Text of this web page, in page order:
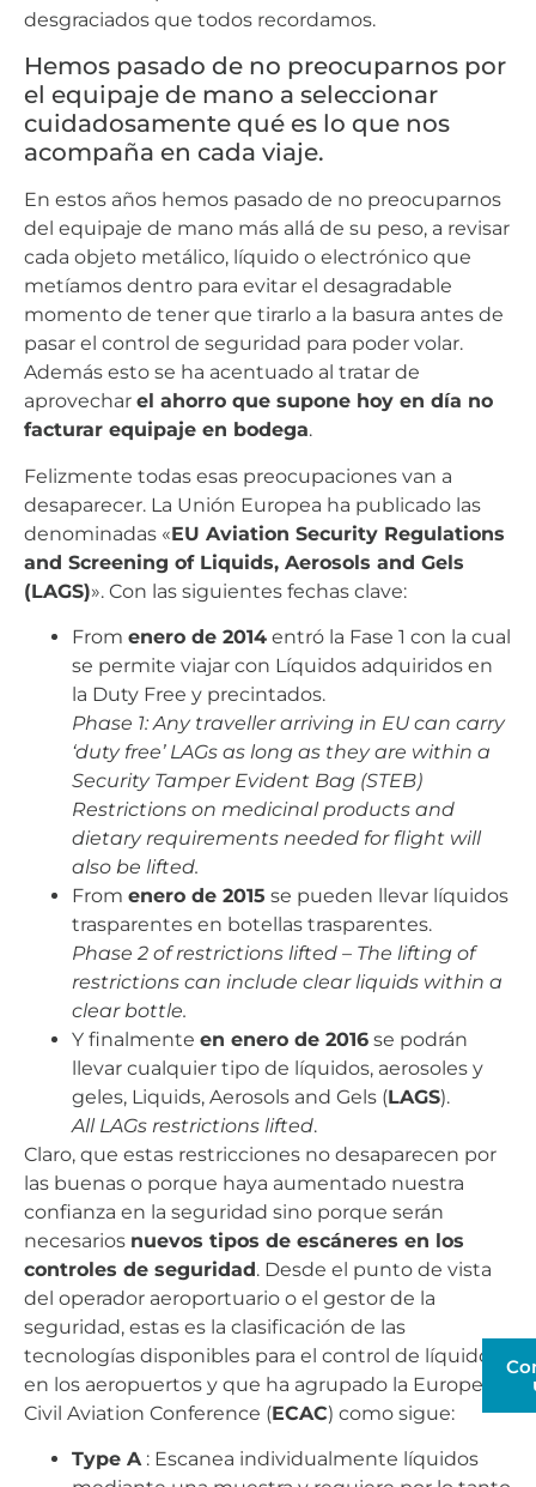
desgraciados que todos recordamos.
Hemos pasado de no preocuparnos por
el equipaje de mano a seleccionar
cuidadosamente qué es lo que nos
acompaña en cada viaje.
En estos años hemos pasado de no preocuparnos
del equipaje de mano más allá de su peso, a revisar
cada objeto metálico, líquido o electrónico que
metíamos dentro para evitar el desagradable
momento de tener que tirarlo a la basura antes de
pasar el control de seguridad para poder volar.
Además esto se ha acentuado al tratar de
aprovechar el ahorro que supone hoy en día no
facturar equipaje en bodega.
Felizmente todas esas preocupaciones van a
desaparecer. La Unión Europea ha publicado las
denominadas «EU Aviation Security Regulations
and Screening of Liquids, Aerosols and Gels
(LAGS)». Con las siguientes fechas clave:
From enero de 2014 entró la Fase 1 con la cual
se permite viajar con Líquidos adquiridos en
la Duty Free y precintados.
Phase 1: Any traveller arriving in EU can carry
‘duty free’ LAGs as long as they are within a
Security Tamper Evident Bag (STEB)
Restrictions on medicinal products and
dietary requirements needed for flight will
also be lifted.
From enero de 2015 se pueden llevar líquidos
trasparentes en botellas trasparentes.
Phase 2 of restrictions lifted – The lifting of
restrictions can include clear liquids within a
clear bottle.
Y finalmente en enero de 2016 se podrán
llevar cualquier tipo de líquidos, aerosoles y
geles, Liquids, Aerosols and Gels (LAGS).
All LAGs restrictions lifted.
Claro, que estas restricciones no desaparecen por
las buenas o porque haya aumentado nuestra
confianza en la seguridad sino porque serán
necesarios nuevos tipos de escáneres en los
controles de seguridad. Desde el punto de vista
del operador aeroportuario o el gestor de la
seguridad, estas es la clasificación de las
tecnologías disponibles para el control de líquidos
en los aeropuertos y que ha agrupado la European
Civil Aviation Conference (ECAC) como sigue:
Type A: Escanea individualmente líquidos